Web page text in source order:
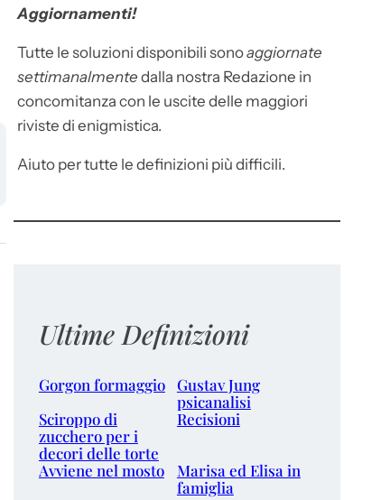
Aggiornamenti!
Tutte le soluzioni disponibili sonoaggiornate
settimanalmente dalla nostra Redazione in
concomitanza con le uscite delle maggiori
riviste di enigmistica.
Aiuto per tutte le definizioni più difficili.
Ultime Definizioni
Gorgon formaggio Gustav Jung
psicanalisi
Sciroppo di
zucchero per i
decori delle torte
Recisioni
Avviene nel mosto
Marisa ed Elisa in
famiglia